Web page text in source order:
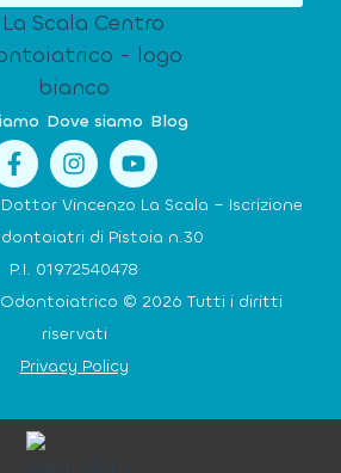
Dove siamo Blog
Vincenzo La Scala – Iscrizione
di Pistoia n.30
P.I. 01972540478
Odontoiatrico © 2026 Tutti i diritti
riservati
Privacy Policy